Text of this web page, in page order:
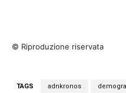
© Riproduzione riservata
TAGS adnkronos